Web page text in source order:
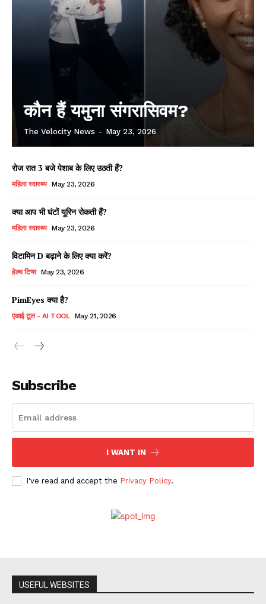
कौन हैं यमुना संगरासिवम?
The Velocity News - May 23, 2026
रोज रात 3 बजे पेशाब के लिए उठती हैं?
महिला स्वास्थ्य May 23, 2026
क्या आप भी घंटों यूरिन रोकती हैं?
महिला स्वास्थ्य May 23, 2026
विटामिन D बढ़ाने के लिए क्या करें?
हेल्थ टिप्स May 23, 2026
PimEyes क्या है?
एआई टूल - AI TOOL May 21, 2026
Subscribe
I WANT IN
I've read and accept the Privacy Policy.
USEFUL WEBSITES